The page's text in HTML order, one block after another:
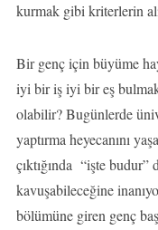
kurmak gibi kriterlerin
Bir genç için büyüme
iyi bir iş iyi bir eş
olabilir? Bugünlerde
yaptırma heyecanını
çıktığında “işte
kavuşabileceğine
bölümüne giren genç